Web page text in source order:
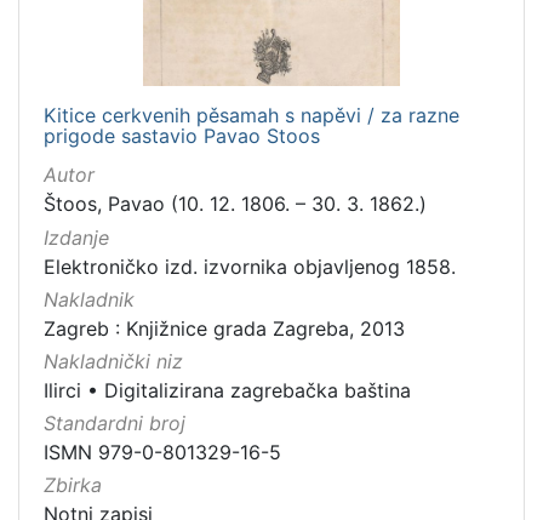
Kitice cerkvenih pěsamah s napěvi / za razne
prigode sastavio Pavao Stoos
Autor
Štoos, Pavao (10. 12. 1806. – 30. 3. 1862.)
Izdanje
Elektroničko izd. izvornika objavljenog 1858.
Nakladnik
Zagreb : Knjižnice grada Zagreba, 2013
Nakladnički niz
Ilirci • Digitalizirana zagrebačka baština
Standardni broj
ISMN 979-0-801329-16-5
Zbirka
Notni zapisi